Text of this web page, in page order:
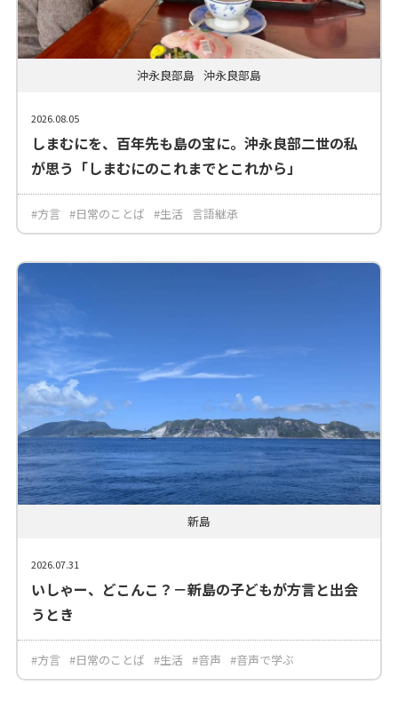
沖永良部島 沖永良部島
2026.08.05
しまむにを、百年先も島の宝に。沖永良部二世の私
が思う「しまむにのこれまでとこれから」
#方言 #日常のことば #生活 言語継承
新島
2026.07.31
いしゃー、どこんこ？－新島の子どもが方言と出会
うとき
#方言 #日常のことば #生活 #音声 #音声で学ぶ